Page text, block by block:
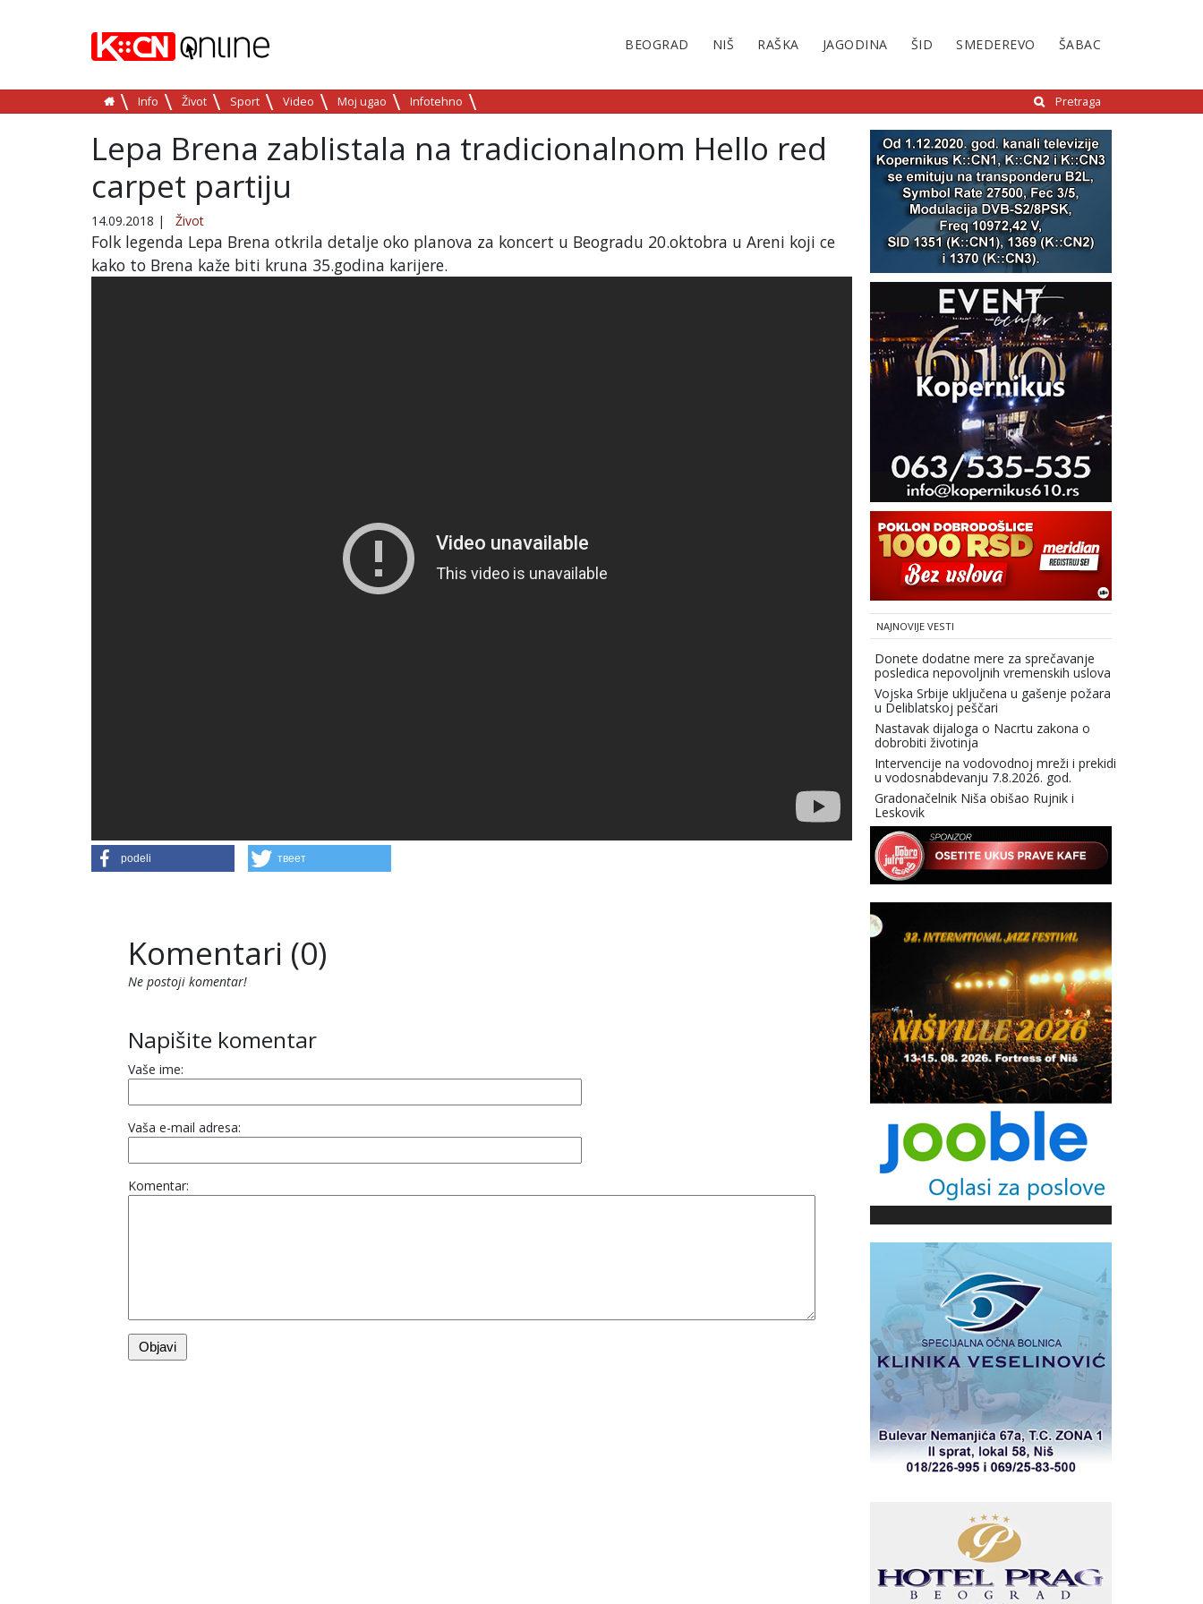
BEOGRAD NIŠ RAŠKA JAGODINA ŠID SMEDEREVO ŠABAC
Info Život Sport Video Moj ugao Infotehno Pretraga
Lepa Brena zablistala na tradicionalnom Hello red
carpet partiju
14.09.2018 | Život
Folk legenda Lepa Brena otkrila detalje oko planova za koncert u Beogradu 20.oktobra u Areni koji ce
kako to Brena kaže biti kruna 35.godina karijere.
podeli твеет
Komentari (0)
Ne postoji komentar!
Napišite komentar
Vaše ime:
Vaša e-mail adresa:
Komentar:
NAJNOVIJE VESTI
Donete dodatne mere za sprečavanje
posledica nepovoljnih vremenskih uslova
Vojska Srbije uključena u gašenje požara
u Deliblatskoj peščari
Nastavak dijaloga o Nacrtu zakona o
dobrobiti životinja
Intervencije na vodovodnoj mreži i prekidi
u vodosnabdevanju 7.8.2026. god.
Gradonačelnik Niša obišao Rujnik i
Leskovik